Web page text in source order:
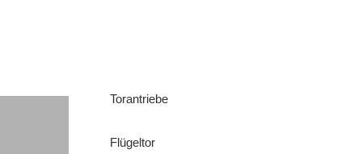
Torantriebe
Flügeltor